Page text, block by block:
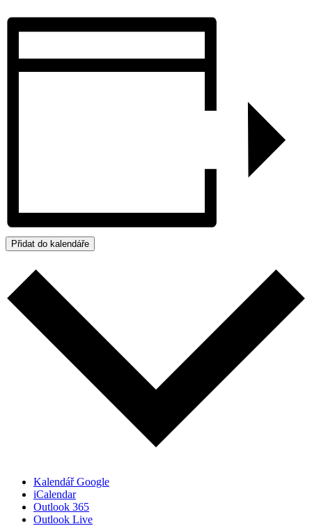
Přidat do kalendáře
Kalendář Google
iCalendar
Outlook 365
Outlook Live